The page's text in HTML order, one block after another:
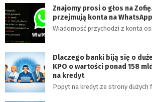
Znajomy prosi o głos na
przejmują konta na
Wiadomość przychodzi z konta
Dlaczego banki biją się o
KPO o wartości ponad 158
na kredyt
Popyt na kredyt ze strony dużych